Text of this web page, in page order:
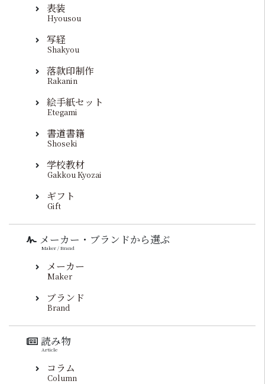
表装
Hyousou
写経
Shakyou
落款印制作
Rakanin
絵手紙セット
Etegami
書道書籍
Shoseki
学校教材
Gakkou Kyozai
ギフト
Gift
メーカー・ブランドから選ぶ
Maker / Brand
メーカー
Maker
ブランド
Brand
読み物
Article
コラム
Column